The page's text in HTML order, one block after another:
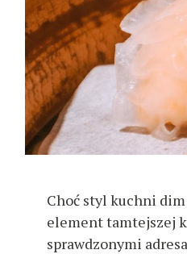
Choć styl kuchni
element tamtejszej
sprawdzonymi